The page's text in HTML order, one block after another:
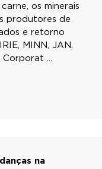
os minerais
produtores de
e retorno
MINN, JAN.
...
na